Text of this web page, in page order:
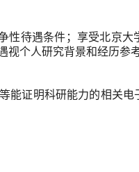
待遇条件；享受北京大
个人研究背景和经历参
证明科研能力的相关电